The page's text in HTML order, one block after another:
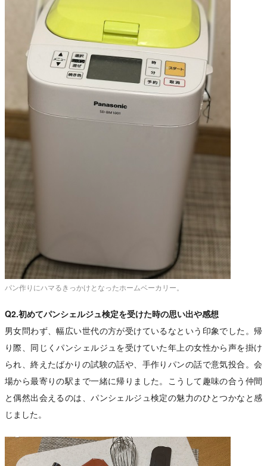
パン作りにハマるきっかけとなったホームベーカリー。
Q2.初めてパンシェルジュ検定を受けた時の思い出や感想
男女問わず、幅広い世代の方が受けているなという印象でした。帰
り際、同じくパンシェルジュを受けていた年上の女性から声を掛け
られ、終えたばかりの試験の話や、手作りパンの話で意気投合。会
場から最寄りの駅まで一緒に帰りました。こうして趣味の合う仲間
と偶然出会えるのは、パンシェルジュ検定の魅力のひとつかなと感
じました。